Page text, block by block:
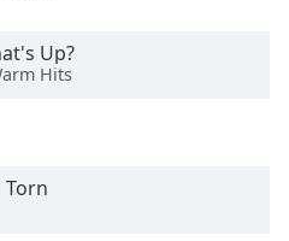
Up?
Hits
Torn